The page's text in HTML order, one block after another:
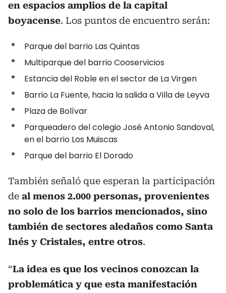
en espacios amplios de la capital
boyacense. Los puntos de encuentro serán:
Parque del barrio Las Quintas
Multiparque del barrio Cooservicios
Estancia del Roble en el sector de La Virgen
Barrio La Fuente, hacia la salida a Villa de Leyva
Plaza de Bolívar
Parqueadero del colegio José Antonio Sandoval,
en el barrio Los Muiscas
Parque del barrio El Dorado
También señaló que esperan la participación
de al menos 2.000 personas, provenientes
no solo de los barrios mencionados, sino
también de sectores aledaños como Santa
Inés y Cristales, entre otros.
“La idea es que los vecinos conozcan la
problemática y que esta manifestación